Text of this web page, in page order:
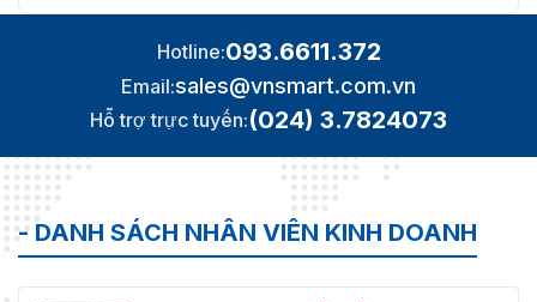
Hotline:093.6611.372
Email:sales@vnsmart.com.vn
Hỗ trợ trực tuyến:(024) 3.7824073
- DANH SÁCH NHÂN VIÊN KINH DOANH